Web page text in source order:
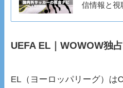
信情報と視
UEFA EL｜WOWOW独
EL（ヨーロッパリーグ）は